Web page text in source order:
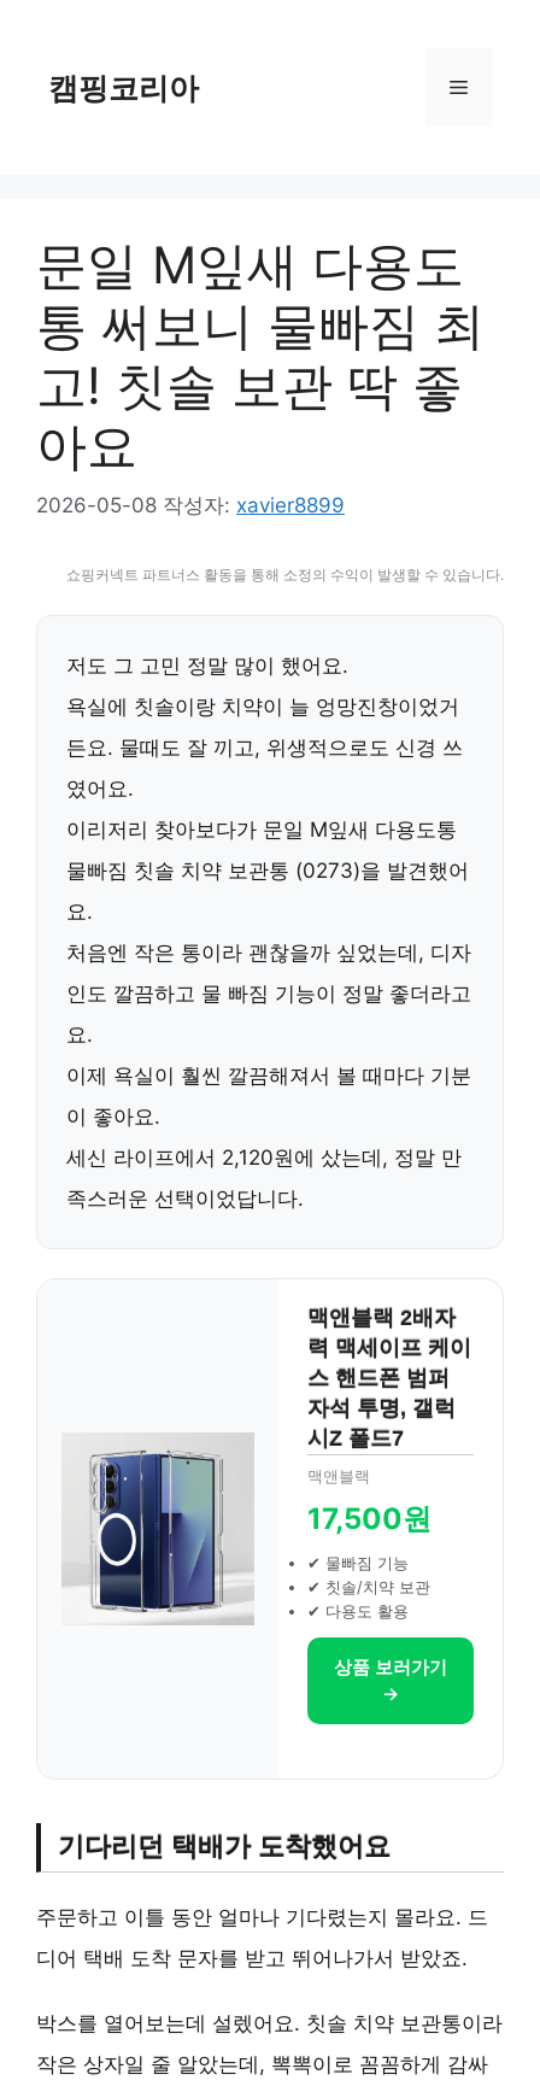
캠핑코리아 메
문일 M잎새 다용도
통 써보니 물빠짐 최
고! 칫솔 보관 딱 좋
아요
2026-05-08 작성자: xavier8899
쇼핑커넥트 파트너스 활동을 통해 소정의 수익이 발생할 수 있습니다.
저도 그 고민 정말 많이 했어요.
욕실에 칫솔이랑 치약이 늘 엉망진창이었거
든요. 물때도 잘 끼고, 위생적으로도 신경 쓰
였어요.
이리저리 찾아보다가 문일 M잎새 다용도통
물빠짐 칫솔 치약 보관통 (0273)을 발견했어
요.
처음엔 작은 통이라 괜찮을까 싶었는데, 디자
인도 깔끔하고 물 빠짐 기능이 정말 좋더라고
요.
이제 욕실이 훨씬 깔끔해져서 볼 때마다 기분
이 좋아요.
세신 라이프에서 2,120원에 샀는데, 정말 만
족스러운 선택이었답니다.
맥앤블랙 2배자
력 맥세이프 케이
스 핸드폰 범퍼
자석 투명, 갤럭
시Z 폴드7
맥앤블랙
17,500원
✔ 물빠짐 기능
✔ 칫솔/치약 보관
✔ 다용도 활용
상품 보러가기
→
기다리던 택배가 도착했어요
주문하고 이틀 동안 얼마나 기다렸는지 몰라요. 드
디어 택배 도착 문자를 받고 뛰어나가서 받았죠.
박스를 열어보는데 설렜어요. 칫솔 치약 보관통이라
작은 상자일 줄 알았는데, 뽁뽁이로 꼼꼼하게 감싸